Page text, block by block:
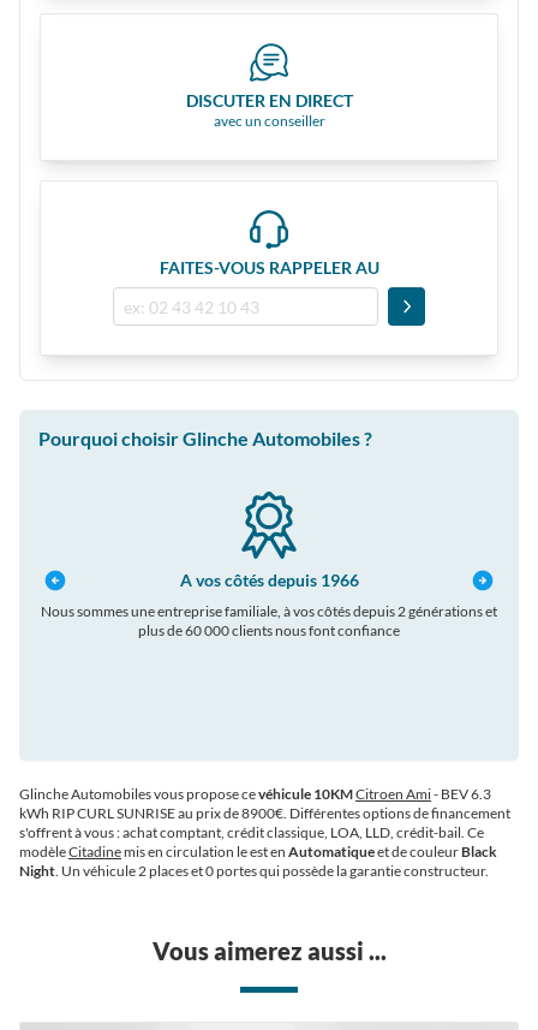
DISCUTER EN DIRECT
avec un conseiller
FAITES-VOUS RAPPELER AU
Pourquoi choisir Glinche Automobiles ?
A vos côtés depuis 1966
Nous sommes une entreprise familiale, à vos côtés depuis 2 générations et
plus de 60 000 clients nous font confiance
Glinche Automobiles vous propose cevéhicule 10KMCitroen Ami- BEV 6.3
kWh RIP CURL SUNRISE au prix de 8900€. Différentes options de financement
s'offrent à vous : achat comptant, crédit classique, LOA, LLD, crédit-bail. Ce
modèleCitadinemis en circulation le est en Automatiqueet de couleurBlack
Night. Un véhicule 2 places et 0 portes qui possède la garantie constructeur.
Vous aimerez aussi ...